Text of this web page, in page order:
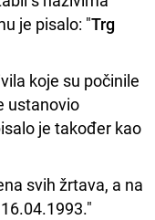
je pisalo: "Trg
koje su počinile
ustanovio
je također kao
svih žrtava, a na